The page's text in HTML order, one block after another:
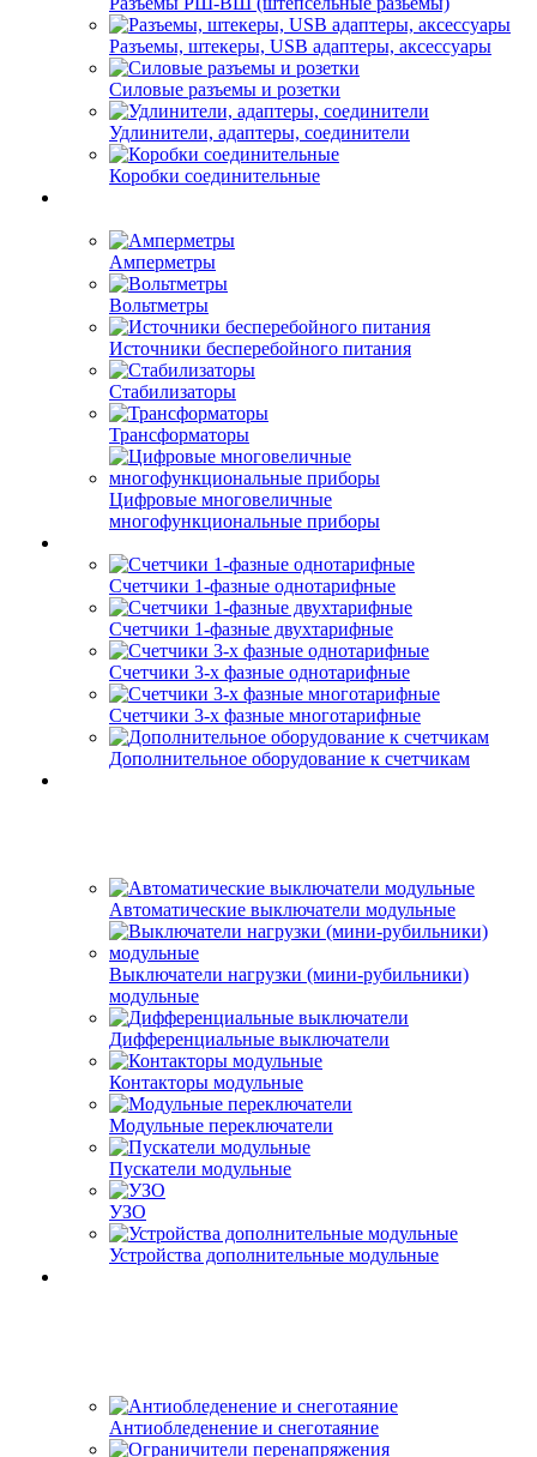
Разъемы, штекеры, USB адаптеры, аксессуары
Силовые разъемы и розетки
Удлинители, адаптеры, соединители
Коробки соединительные
Амперметры
Вольтметры
Источники бесперебойного питания
Стабилизаторы
Трансформаторы
Цифровые многовеличные
многофункциональные приборы
Счетчики 1-фазные однотарифные
Счетчики 1-фазные двухтарифные
Счетчики 3-х фазные однотарифные
Счетчики 3-х фазные многотарифные
Дополнительное оборудование к счетчикам
Автоматические выключатели модульные
Выключатели нагрузки (мини-рубильники)
модульные
Дифференциальные выключатели
Контакторы модульные
Модульные переключатели
Пускатели модульные
УЗО
Устройства дополнительные модульные
Антиобледенение и снеготаяние